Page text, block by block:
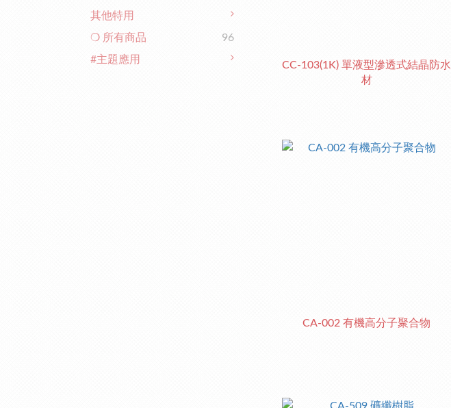
其他特用
❍ 所有商品
96
#主題應用
CC-103(1K) 單液型滲透式結晶防水
材
CA-002 有機高分子聚合物